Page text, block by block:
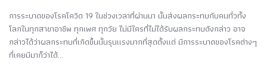
การระบาดของโรคโควิด 19 ในช่วงเวลาที่ผ่านมา นั้นส่งผลกระทบกับคนทั่วทั้ง
โลกในทุกสาขาอาชีพ ทุกเพศ ทุกวัย ไม่มีใครที่ไม่ได้รับผลกระทบดังกล่าว อาจ
กล่าวได้ว่าผลกระทบที่เกิดขึ้นนั้นรุนแรงมากที่สุดตั้งแต่ มีการระบาดของโรคต่างๆ
ที่เคยมีมาก็ว่าได้...